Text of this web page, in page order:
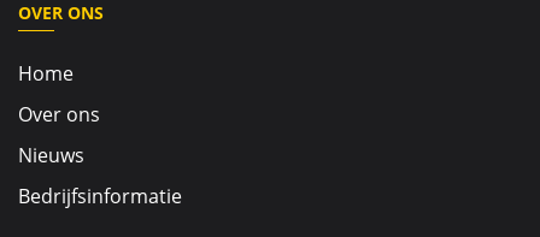
OVER ONS
Home
Over ons
Nieuws
Bedrijfsinformatie